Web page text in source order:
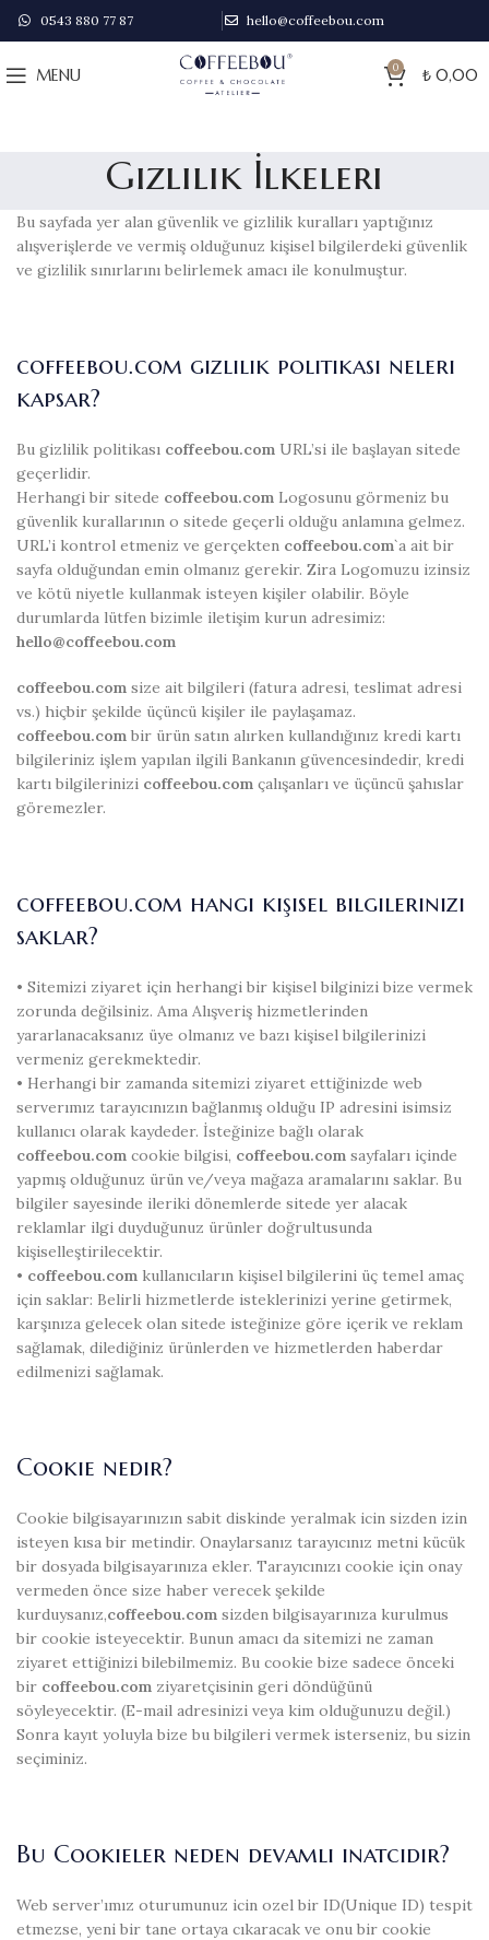
0543 880 77 87 hello@coffeebou.com
MENU 0 ₺ 0,00
Gizlilik İlkeleri
Bu sayfada yer alan güvenlik ve gizlilik kuralları yaptığınız
alışverişlerde ve vermiş olduğunuz kişisel bilgilerdeki güvenlik
ve gizlilik sınırlarını belirlemek amacı ile konulmuştur.
coffeebou.com gizlilik politikası neleri
kapsar?
Bu gizlilik politikası coffeebou.com URL’si ile başlayan sitede
geçerlidir.
Herhangi bir sitede coffeebou.com Logosunu görmeniz bu
güvenlik kurallarının o sitede geçerli olduğu anlamına gelmez.
URL’i kontrol etmeniz ve gerçekten coffeebou.com`a ait bir
sayfa olduğundan emin olmanız gerekir. Zira Logomuzu izinsiz
ve kötü niyetle kullanmak isteyen kişiler olabilir. Böyle
durumlarda lütfen bizimle iletişim kurun adresimiz:
hello@coffeebou.com
coffeebou.com size ait bilgileri (fatura adresi, teslimat adresi
vs.) hiçbir şekilde üçüncü kişiler ile paylaşamaz.
coffeebou.com bir ürün satın alırken kullandığınız kredi kartı
bilgileriniz işlem yapılan ilgili Bankanın güvencesindedir, kredi
kartı bilgilerinizi coffeebou.com çalışanları ve üçüncü şahıslar
göremezler.
coffeebou.com hangi kişisel bilgilerinizi
saklar?
• Sitemizi ziyaret için herhangi bir kişisel bilginizi bize vermek
zorunda değilsiniz. Ama Alışveriş hizmetlerinden
yararlanacaksanız üye olmanız ve bazı kişisel bilgilerinizi
vermeniz gerekmektedir.
• Herhangi bir zamanda sitemizi ziyaret ettiğinizde web
serverımız tarayıcınızın bağlanmış olduğu IP adresini isimsiz
kullanıcı olarak kaydeder. İsteğinize bağlı olarak
coffeebou.com cookie bilgisi, coffeebou.com sayfaları içinde
yapmış olduğunuz ürün ve/veya mağaza aramalarını saklar. Bu
bilgiler sayesinde ileriki dönemlerde sitede yer alacak
reklamlar ilgi duyduğunuz ürünler doğrultusunda
kişiselleştirilecektir.
• coffeebou.com kullanıcıların kişisel bilgilerini üç temel amaç
için saklar: Belirli hizmetlerde isteklerinizi yerine getirmek,
karşınıza gelecek olan sitede isteğinize göre içerik ve reklam
sağlamak, dilediğiniz ürünlerden ve hizmetlerden haberdar
edilmenizi sağlamak.
Cookie nedir?
Cookie bilgisayarınızın sabit diskinde yeralmak icin sizden izin
isteyen kısa bir metindir. Onaylarsanız tarayıcınız metni kücük
bir dosyada bilgisayarınıza ekler. Tarayıcınızı cookie için onay
vermeden önce size haber verecek şekilde
kurduysanız,coffeebou.com sizden bilgisayarınıza kurulmus
bir cookie isteyecektir. Bunun amacı da sitemizi ne zaman
ziyaret ettiğinizi bilebilmemiz. Bu cookie bize sadece önceki
bir coffeebou.com ziyaretçisinin geri döndüğünü
söyleyecektir. (E-mail adresinizi veya kim olduğunuzu değil.)
Sonra kayıt yoluyla bize bu bilgileri vermek isterseniz, bu sizin
seçiminiz.
Bu Cookieler neden devamlı inatcıdır?
Web server’ımız oturumunuz icin ozel bir ID(Unique ID) tespit
etmezse, yeni bir tane ortaya cıkaracak ve onu bir cookie